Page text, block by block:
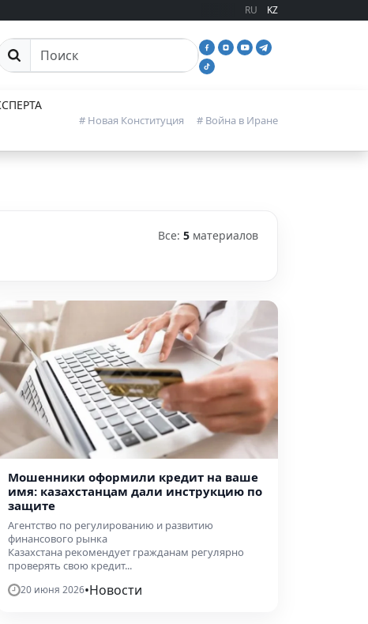
RU KZ
# Новая Конституция # Война в Иране
Все: 5 материалов
Мошенники оформили кредит на ваше
имя: казахстанцам дали инструкцию по
защите
Агентство по регулированию и развитию
финансового рынка
Казахстана рекомендует гражданам регулярно
проверять свою кредит...
20 июня 2026•Новости